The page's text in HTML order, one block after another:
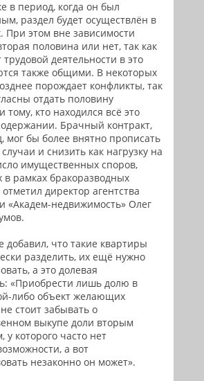
в период, когда он был
раздел будет осуществлён в
При этом вне зависимости
половина или нет, так как
трудовой деятельности в это
также общими. В некоторых
порождает конфликты, так
отдать половину
тому, кто находился всё это
Брачный контракт,
мог бы более внятно прописать
и снизить как нагрузку на
имущественных споров,
рамках бракоразводных
директор агентства
«Академ-недвижимость» Олег
добавил, что такие квартиры
разделить, их ещё нужно
а это долевая
«Приобрести лишь долю в
либо объект желающих
стоит забывать о
выкупе доли вторым
у которого часто нет
а вот
незаконно он может».